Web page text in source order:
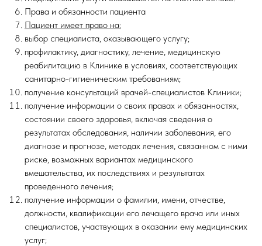
Права и обязанности пациента
Пациент имеет право на:
выбор специалиста, оказывающего услугу;
профилактику, диагностику, лечение, медицинскую
реабилитацию в Клинике в условиях, соответствующих
санитарно-гигиеническим требованиям;
получение консультаций врачей-специалистов Клиники;
получение информации о своих правах и обязанностях,
состоянии своего здоровья, включая сведения о
результатах обследования, наличии заболевания, его
диагнозе и прогнозе, методах лечения, связанном с ними
риске, возможных вариантах медицинского
вмешательства, их последствиях и результатах
проведенного лечения;
получение информации о фамилии, имени, отчестве,
должности, квалификации его лечащего врача или иных
специалистов, участвующих в оказании ему медицинских
услуг;